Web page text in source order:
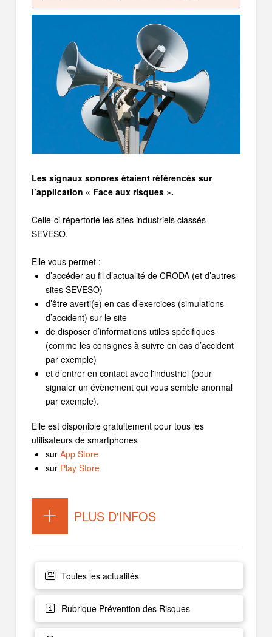
Les signaux sonores étaient référencés sur
l’application « Face aux risques ».
Celle-ci répertorie les sites industriels classés
SEVESO.
Elle vous permet :
d’accéder au fil d’actualité de CRODA (et d’autres
sites SEVESO)
d’être averti(e) en cas d’exercices (simulations
d’accident) sur le site
de disposer d’informations utiles spécifiques
(comme les consignes à suivre en cas d’accident
par exemple)
et d’entrer en contact avec l'industriel (pour
signaler un évènement qui vous semble anormal
par exemple).
Elle est disponible gratuitement pour tous les
utilisateurs de smartphones
surApp Store
sur Play Store
PLUS D'INFOS
Toules les actualités
Rubrique Prévention des Risques